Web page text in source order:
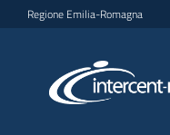
Vai al contenuto
Vai alla navigazione
Vai al footer
Regione Emilia-Romagna
per